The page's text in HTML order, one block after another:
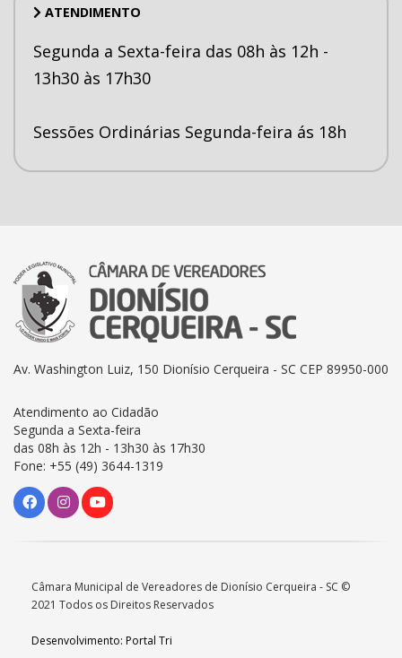
ATENDIMENTO
Segunda a Sexta-feira das 08h às 12h -
13h30 às 17h30
Sessões Ordinárias Segunda-feira ás 18h
Av. Washington Luiz, 150 Dionísio Cerqueira - SC CEP 89950-000
Atendimento ao Cidadão
Segunda a Sexta-feira
das 08h às 12h - 13h30 às 17h30
Fone: +55 (49) 3644-1319
Câmara Municipal de Vereadores de Dionísio Cerqueira - SC ©
2021 Todos os Direitos Reservados
Desenvolvimento: Portal Tri